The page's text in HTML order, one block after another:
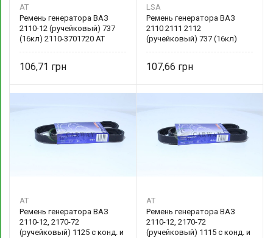
AT
Ремень генератора ВАЗ
2110-12 (ручейковый) 737
(16кл) 2110-3701720 AT
106,71
LSA
Ремень генератора ВАЗ
2110 2111 2112
(ручейковый) 737 (16кл)
107,66
AT
Ремень генератора ВАЗ
2110-12, 2170-72
(ручейковый) 1125 с конд. и
AT
Ремень генератора ВАЗ
2110-12, 2170-72
(ручейковый) 1115 с конд. и